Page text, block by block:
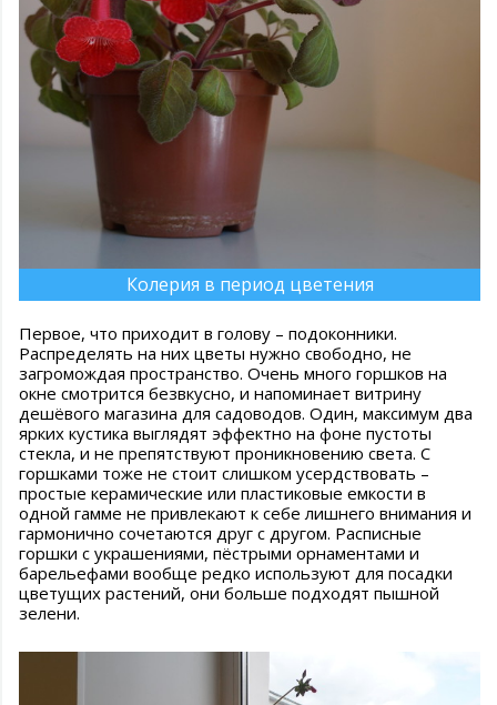
Колерия в период цветения
Первое, что приходит в голову – подоконники.
Распределять на них цветы нужно свободно, не
загромождая пространство. Очень много горшков на
окне смотрится безвкусно, и напоминает витрину
дешёвого магазина для садоводов. Один, максимум два
ярких кустика выглядят эффектно на фоне пустоты
стекла, и не препятствуют проникновению света. С
горшками тоже не стоит слишком усердствовать –
простые керамические или пластиковые емкости в
одной гамме не привлекают к себе лишнего внимания и
гармонично сочетаются друг с другом. Расписные
горшки с украшениями, пёстрыми орнаментами и
барельефами вообще редко используют для посадки
цветущих растений, они больше подходят пышной
зелени.